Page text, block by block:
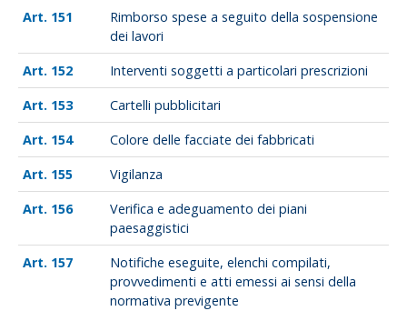
151
Rimborso spese a seguito della sospensione
dei lavori
152
Interventi soggetti a particolari prescrizioni
153
Cartelli pubblicitari
154
Colore delle facciate dei fabbricati
155
Vigilanza
156
Verifica e adeguamento dei piani
paesaggistici
157
Notifiche eseguite, elenchi compilati,
provvedimenti e atti emessi ai sensi della
normativa previgente